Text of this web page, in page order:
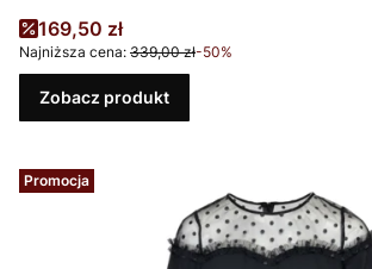
Cena promocyjna
169,50 zł
Najniższa cena: 339,00 zł-50%
Zobacz produkt
Promocja